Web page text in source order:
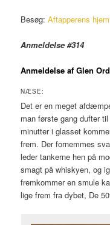
Besøg:Aftapperens
Anmeldelse #314
Anmeldelse af Glen
NÆSE:
Det er en meget
man første gang dufter
minutter i glasset
frem. Der fornemmes
leder tankerne hen på
smagt på whiskyen, og
fremkommer en smule
lige frem fra dybet, De